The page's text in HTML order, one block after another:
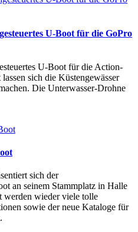
U-Boot für die GoPro
U-Boot für die Action-
sich die Küstengewässer
Die Unterwasser-Drohne
sich der
an seinem Stammplatz in Halle
werden wieder viele tolle
sowie der neue Kataloge für